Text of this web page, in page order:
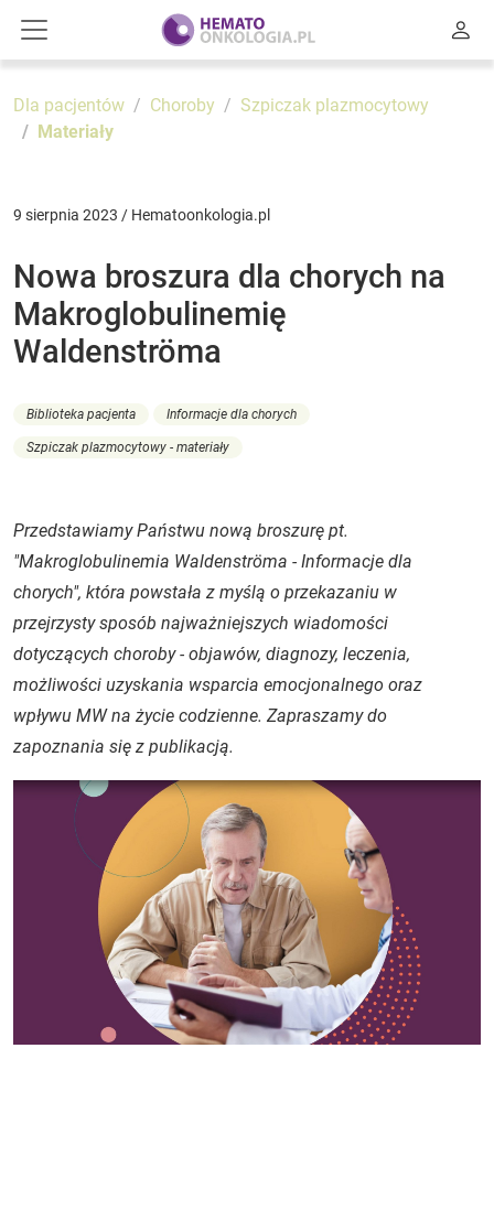
Dla pacjentów Choroby
Szpiczak plazmocytowy
Materiały
9 sierpnia 2023 / Hematoonkologia.pl
Nowa broszura dla chorych na
Makroglobulinemię
Waldenströma
Biblioteka pacjenta Informacje dla chorych
Szpiczak plazmocytowy - materiały
Przedstawiamy Państwu nową broszurę pt.
"Makroglobulinemia Waldenströma - Informacje dla
chorych", która powstała z myślą o przekazaniu w
przejrzysty sposób najważniejszych wiadomości
dotyczących choroby - objawów, diagnozy, leczenia,
możliwości uzyskania wsparcia emocjonalnego oraz
wpływu MW na życie codzienne. Zapraszamy do
zapoznania się z publikacją.